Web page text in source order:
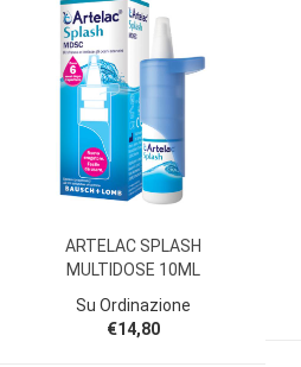
ARTELAC SPLASH
MULTIDOSE 10ML
Su Ordinazione
€14,80